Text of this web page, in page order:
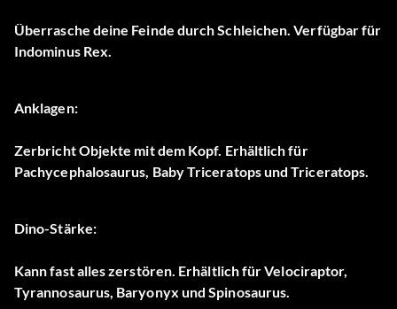
Überrasche deine Feinde durch Schleichen. Verfügbar für
Indominus Rex.
Anklagen:
Zerbricht Objekte mit dem Kopf. Erhältlich für
Pachycephalosaurus, Baby Triceratops und Triceratops.
Dino-Stärke:
Kann fast alles zerstören. Erhältlich für Velociraptor,
Tyrannosaurus, Baryonyx und Spinosaurus.